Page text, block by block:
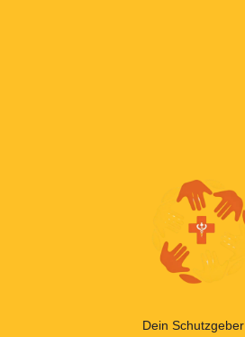
Dein Schutzgeber